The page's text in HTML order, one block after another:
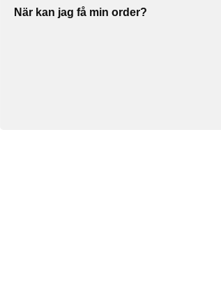
När kan jag få min order?